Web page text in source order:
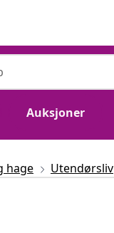
Auksjoner
hage Utendørsliv